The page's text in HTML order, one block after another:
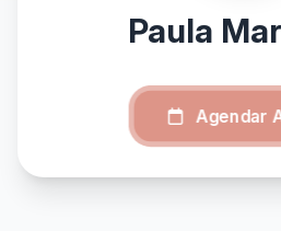
Paula
Agendar